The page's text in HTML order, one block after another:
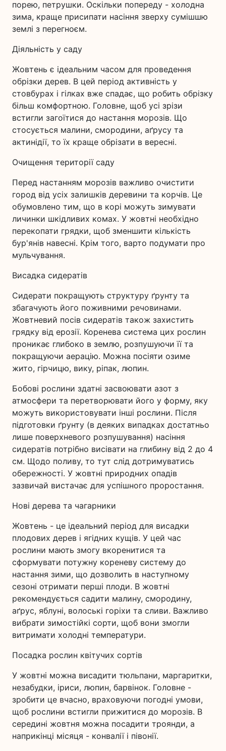
порею, петрушки. Оскільки попереду - холодна
зима, краще присипати насіння зверху сумішшю
землі з перегноєм.
Діяльність у саду
Жовтень є ідеальним часом для проведення
обрізки дерев. В цей період активність у
стовбурах і гілках вже спадає, що робить обрізку
більш комфортною. Головне, щоб усі зрізи
встигли загоїтися до настання морозів. Що
стосується малини, смородини, аґрусу та
актинідії, то їх краще обрізати в вересні.
Очищення території саду
Перед настанням морозів важливо очистити
город від усіх залишків деревини та корчів. Це
обумовлено тим, що в корі можуть зимувати
личинки шкідливих комах. У жовтні необхідно
перекопати грядки, щоб зменшити кількість
бур'янів навесні. Крім того, варто подумати про
мульчування.
Висадка сидератів
Сидерати покращують структуру ґрунту та
збагачують його поживними речовинами.
Жовтневий посів сидератів також захистить
грядку від ерозії. Коренева система цих рослин
проникає глибоко в землю, розпушуючи її та
покращуючи аерацію. Можна посіяти озиме
жито, гірчицю, вику, ріпак, люпин.
Бобові рослини здатні засвоювати азот з
атмосфери та перетворювати його у форму, яку
можуть використовувати інші рослини. Після
підготовки ґрунту (в деяких випадках достатньо
лише поверхневого розпушування) насіння
сидератів потрібно висівати на глибину від 2 до 4
см. Щодо поливу, то тут слід дотримуватись
обережності. У жовтні природних опадів
зазвичай вистачає для успішного проростання.
Нові дерева та чагарники
Жовтень - це ідеальний період для висадки
плодових дерев і ягідних кущів. У цей час
рослини мають змогу вкоренитися та
сформувати потужну кореневу систему до
настання зими, що дозволить в наступному
сезоні отримати перші плоди. В жовтні
рекомендується садити малину, смородину,
аґрус, яблуні, волоські горіхи та сливи. Важливо
вибрати зимостійкі сорти, щоб вони змогли
витримати холодні температури.
Посадка рослин квітучих сортів
У жовтні можна висадити тюльпани, маргаритки,
незабудки, іриси, люпин, барвінок. Головне -
зробити це вчасно, враховуючи погодні умови,
щоб рослини встигли прижитися до морозів. В
середині жовтня можна посадити троянди, а
наприкінці місяця - конвалії і півонії.